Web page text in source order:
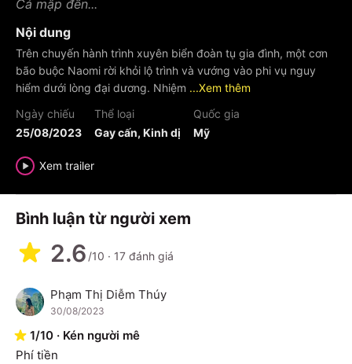
Cá mập đến...
Nội dung
Trên chuyến hành trình xuyên biển đoàn tụ gia đình, một cơn
bão buộc Naomi rời khỏi lộ trình và vướng vào phi vụ nguy
hiểm dưới lòng đại dương. Nhiệm ...Xem thêm
Ngày chiếu
25/08/2023
Thể loại
Gay cấn, Kinh dị
Quốc gia
Mỹ
Xem trailer
Bình luận từ người xem
2.6 /10 · 17 đánh giá
P Phạm Thị Diễm Thúy
30/08/2023
1/10 · Kén người mê
Phí tiền